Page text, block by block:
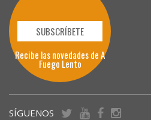
SUBSCRÍBETE
Recibe las novedades de A